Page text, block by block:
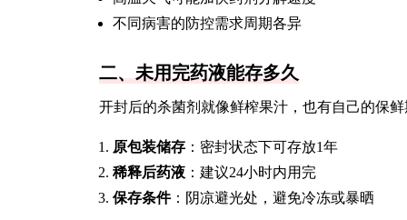
不同病害的防控需求周期各异
二、未用完药液能存多久
开封后的杀菌剂就像鲜榨果汁，也有自己的保
原包装储存 ：密封状态下可存放1年
稀释后药液 ：建议24小时内用完
保存条件：阴凉避光处，避免冷冻或暴晒